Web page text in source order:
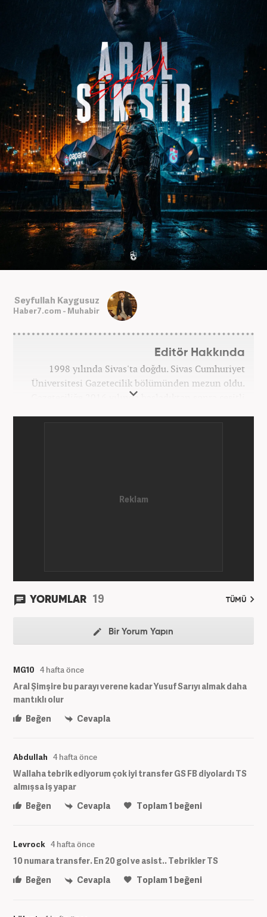
Seyfullah Kaygusuz
Haber7.com - Muhabir
Editör Hakkında
1998 yılında Sivas'ta doğdu. Sivas Cumhuriyet
Üniversitesi Gazetecilik bölümünden mezun oldu.
Gazeteciliğe 2016 yılında başladıktan sonra çeşitli
YORUMLAR 19 TÜMÜ
Bir Yorum Yapın
MG10 4 hafta önce
Aral Şimşire bu parayı verene kadar Yusuf Sarıyı almak daha
mantıklı olur
Beğen
Cevapla
Abdullah 4 hafta önce
Wallaha tebrik ediyorum çok iyi transfer GS FB diyolardı TS
almışsa iş yapar
Beğen
Cevapla Toplam1 beğeni
Levrock 4 hafta önce
10 numara transfer. En 20 gol ve asist.. Tebrikler TS
Beğen
Cevapla Toplam1 beğeni